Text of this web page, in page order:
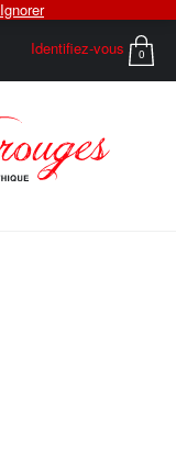
Identifiez-vous 0
Ignorer